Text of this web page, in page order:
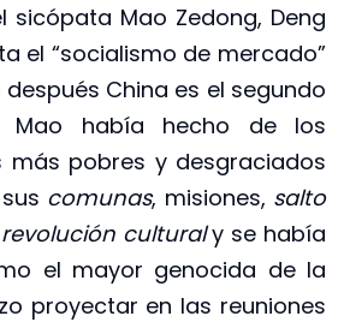
sicópata Mao Zedong, Deng
el “socialismo de mercado”
China es el segundo
Mao había hecho de los
más pobres y desgraciados
comunas, misiones, salto
revolución culturaly se había
el mayor genocida de la
proyectar en las reuniones